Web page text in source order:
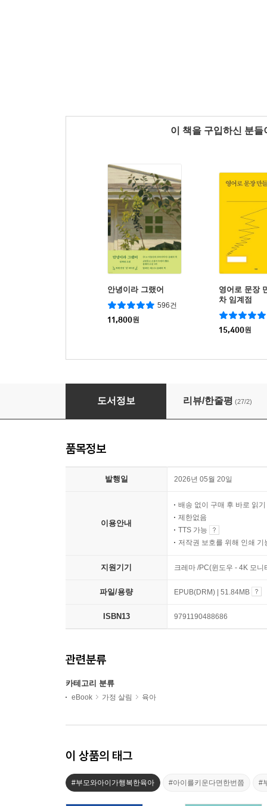
이 책을 구입하신 분
안녕이라 그랬어
596건
11,800원
영어로 문장
차 임계점
15,400원
굿 인사이드
도서정보 리뷰/한줄평 (27/2)
품목정보
발행일 2026년 05월 20일
이용안내
배송 없이 구매 후 바로 읽기
제한없음
TTS 가능
저작권 보호를 위해 인쇄 기
지원기기 크레마 /PC(윈도우 - 4K 모
파일/용량 EPUB(DRM) | 51.84MB
ISBN13 9791190488686
관련분류
카테고리 분류
eBook 가정 살림 육아
이 상품의 태그
#부모와아이가행복한육아 #아이를키운다면한번쯤 #